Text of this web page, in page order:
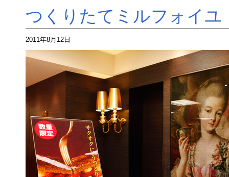
つくりたてミルフォイ
2011年8月12日